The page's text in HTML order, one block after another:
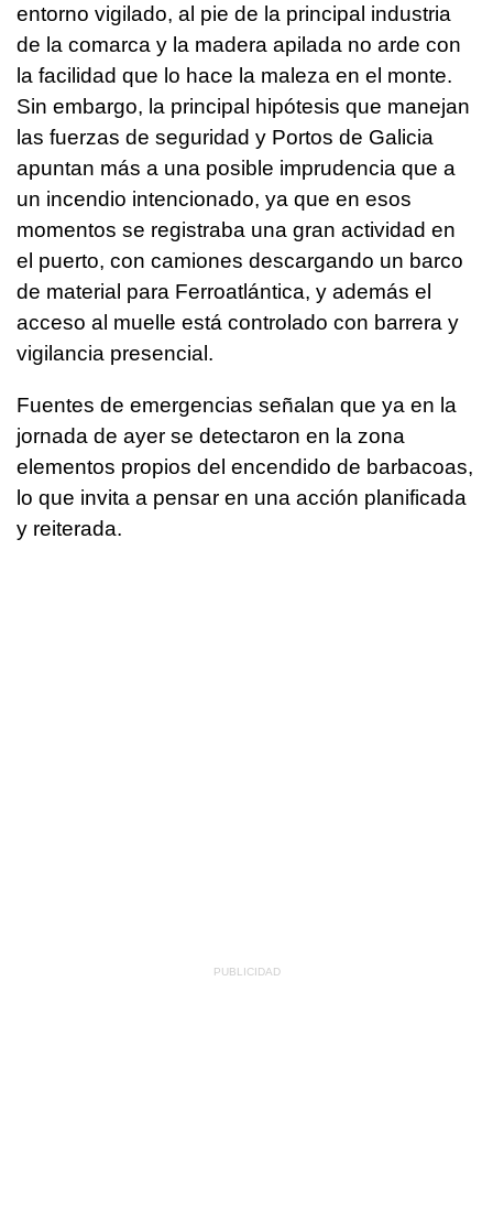
entorno vigilado, al pie de la principal industria
de la comarca y la madera apilada no arde con
la facilidad que lo hace la maleza en el monte.
Sin embargo, la principal hipótesis que manejan
las fuerzas de seguridad y Portos de Galicia
apuntan más a una posible imprudencia que a
un incendio intencionado, ya que en esos
momentos se registraba una gran actividad en
el puerto, con camiones descargando un barco
de material para Ferroatlántica, y además el
acceso al muelle está controlado con barrera y
vigilancia presencial.
Fuentes de emergencias señalan que ya en la
jornada de ayer se detectaron en la zona
elementos propios del encendido de barbacoas,
lo que invita a pensar en una acción planificada
y reiterada.